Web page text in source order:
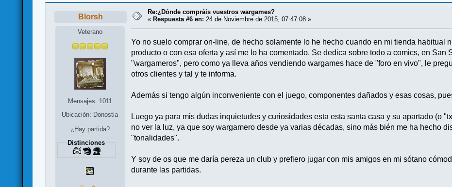
Blorsh
Veterano
Mensajes: 1011
Ubicación: Donostia
¿Hay partida?
Distinciones
Re:¿Dónde compráis vuestros wargames?
« Respuesta #6 en: 24 de Noviembre de 2015, 07:47:08 »
Yo no suelo comprar on-line, de hecho solamente lo he hecho cuando en mi tienda habitual
producto o con esa oferta y así me lo ha comentado. Se dedica sobre todo a comics, en San
"wargameros", pero como ya lleva años vendiendo wargames hace de "foro en vivo", le
otros clientes y tal y te informa.
Además si tengo algún inconveniente con el juego, componentes dañados y esas cosas,
Luego ya para mis dudas inquietudes y curiosidades esta esta santa casa y su apartado (o
no ver la luz, ya que soy wargamero desde ya varias décadas, sino más bién me ha hecho
"tonalidades".
Y soy de os que me daría pereza un club y prefiero jugar con mis amigos en mi sótano
durante las partidas.